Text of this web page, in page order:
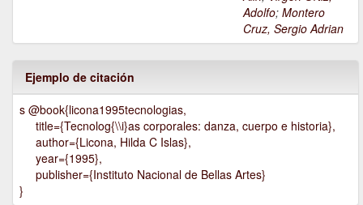
Adolfo; Montero
Cruz, Sergio Adrian
Ejemplo de citación
s @book{licona1995tecnologias,
title={Tecnolog{\\i}as corporales: danza, cuerpo e historia},
author={Licona, Hilda C Islas},
year={1995},
publisher={Instituto Nacional de Bellas Artes}
}